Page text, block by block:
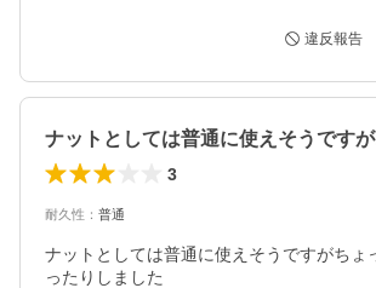
違反報告
ナ
3
耐久性 ： 普通
ナットとしては普通に使えそうですがちょ
ったりしました